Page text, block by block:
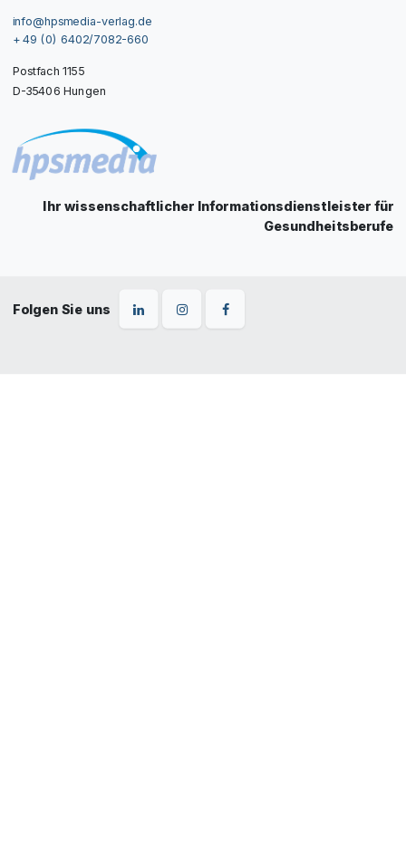
info@hpsmedia-verlag.de
+ 49 (0) 6402/7082-660
Postfach 1155
D-35406 Hungen
Ihr wissenschaftlicher Informationsdienstleister für
Gesundheitsberufe
Folgen Sie uns